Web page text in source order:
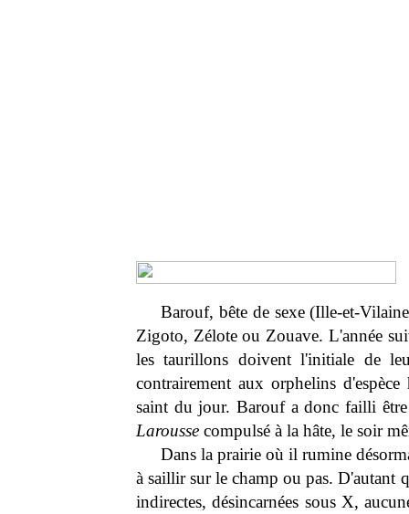
Barouf, bête de sexe (Ille-et-
Zigoto, Zélote ou Zouave. L'année
les taurillons doivent l'initiale de
contrairement aux orphelins
saint du jour. Barouf a donc failli
Larousse compulsé à la hâte, le soir
Dans la prairie où il rumine
à saillir sur le champ ou pas. D'autant
indirectes, désincarnées sous X,